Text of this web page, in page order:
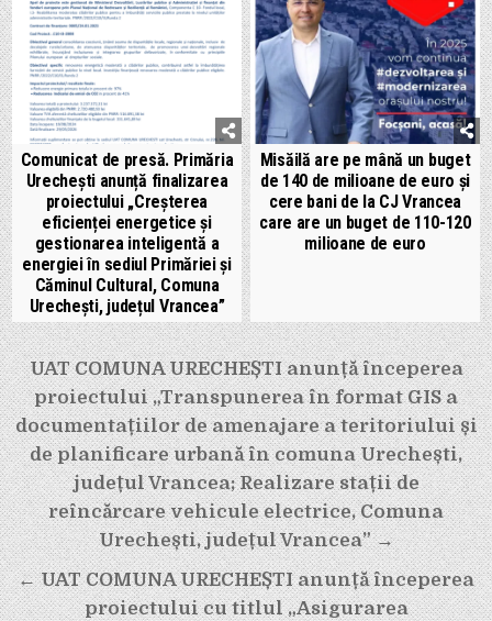
Comunicat de presă. Primăria
Urechești anunță finalizarea
proiectului „Creșterea
eficienței energetice și
gestionarea inteligentă a
energiei în sediul Primăriei și
Căminul Cultural, Comuna
Urechești, județul Vrancea”
Misăilă are pe mână un buget
de 140 de milioane de euro și
cere bani de la CJ Vrancea
care are un buget de 110-120
milioane de euro
Navigare
în
articole
UAT COMUNA URECHEȘTI anunță începerea
proiectului „Transpunerea în format GIS a
documentațiilor de amenajare a teritoriului și
de planificare urbană în comuna Urechești,
județul Vrancea; Realizare stații de
reîncărcare vehicule electrice, Comuna
Urechești, județul Vrancea” →
← UAT COMUNA URECHEȘTI anunță începerea
proiectului cu titlul „Asigurarea